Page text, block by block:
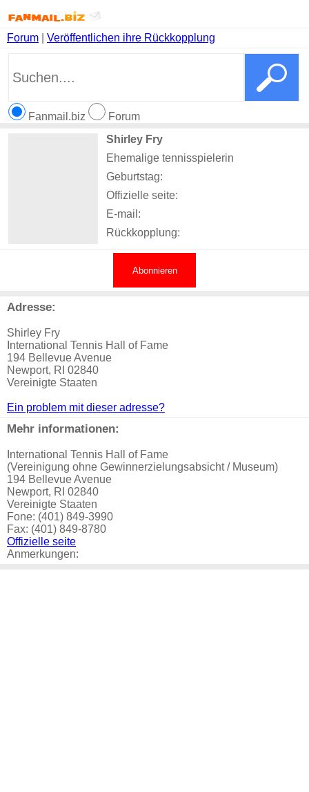
Forum Veröffentlichen ihre Rückkopplung
Fanmail.biz
Forum
Shirley Fry
Ehemalige tennisspielerin
Geburtstag:
Offizielle seite:
E-mail:
Rückkopplung:
Abonnieren
Adresse:
Shirley Fry
International Tennis Hall of Fame
194 Bellevue Avenue
Newport, RI 02840
Vereinigte Staaten
Ein problem mit dieser adresse?
Mehr informationen:
International Tennis Hall of Fame
(Vereinigung ohne Gewinnerzielungsabsicht / Museum)
194 Bellevue Avenue
Newport, RI 02840
Vereinigte Staaten
Fone: (401) 849-3990
Fax: (401) 849-8780
Offizielle seite
Anmerkungen: